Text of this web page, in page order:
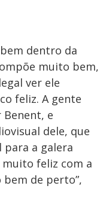
dentro da
muito bem,
ver ele
feliz. A gente
Benent, e
dele, que
para a galera
feliz com a
bem de perto”,